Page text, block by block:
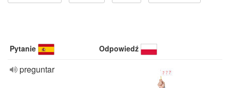
Pytanie Odpowiedź
preguntar